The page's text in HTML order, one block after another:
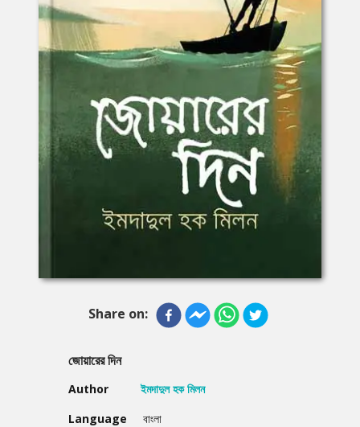
Share on:
জোয়ারের দিন
Author
ইমদাদুল হক মিলন
Language
বাংলা